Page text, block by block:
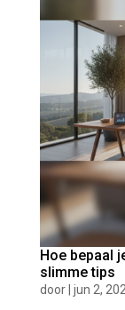
Hoe bepaal
slimme tips
door jun 2,